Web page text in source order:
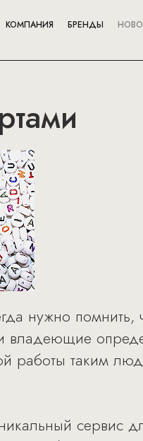
КОМПАНИЯ БРЕНДЫ
нужно помнить,
владеющие
работы таким
сервис